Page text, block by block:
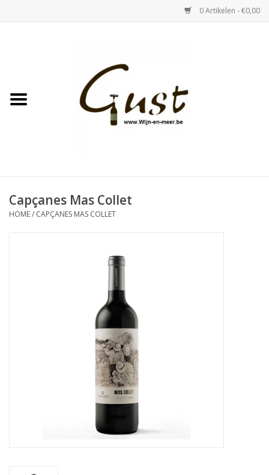
0 Artikelen - €0,00
Witte wijn
Bubbels & Vermout
Capçanes Mas Collet
HOME/ CAPÇANES MAS COLLET